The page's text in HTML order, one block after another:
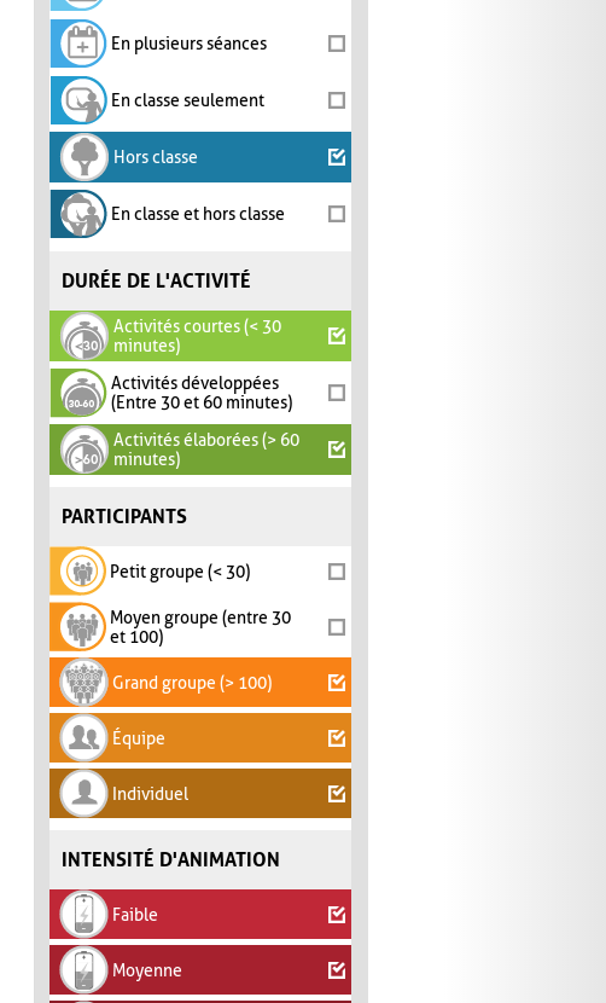
En plusieurs séances
En classe seulement
Hors classe
En classe et hors classe
DURÉE DE L'ACTIVITÉ
Activités courtes (< 30
minutes)
Activités développées
(Entre 30 et 60 minutes)
Activités élaborées (> 60
minutes)
PARTICIPANTS
Petit groupe (< 30)
Moyen groupe (entre 30
et 100)
Grand groupe (> 100)
Équipe
Individuel
INTENSITÉ D'ANIMATION
Faible
Moyenne